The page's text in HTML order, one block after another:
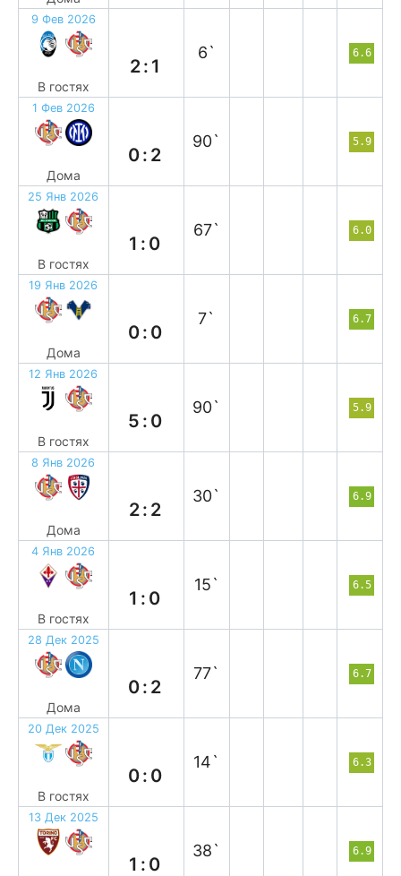
9 Фев 2026
В гостях
2:1
6` 6.6
1 Фев 2026
Дома
0:2
90` 5.9
25 Янв 2026
В гостях
1:0
67` 6.0
19 Янв 2026
Дома
0:0
7` 6.7
12 Янв 2026
В гостях
5:0
90` 5.9
8 Янв 2026
Дома
2:2
30` 6.9
4 Янв 2026
В гостях
1:0
15` 6.5
28 Дек 2025
Дома
0:2
77` 6.7
20 Дек 2025
В гостях
0:0
14` 6.3
13 Дек 2025
1:0
38` 6.9